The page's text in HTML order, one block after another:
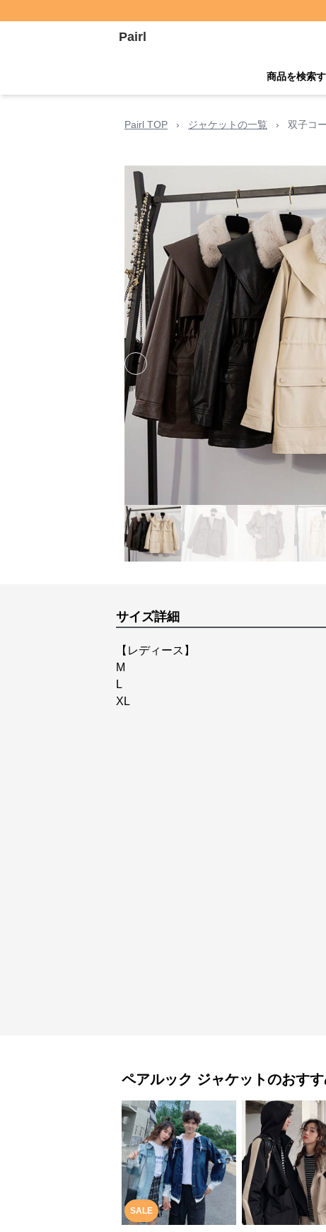
Pairl
商品を検索
Pairl TOP › ジャケットの一覧 › 双子コ
Previous slide
サイズ詳細
【レディース】
M
L
XL
ペアルック ジャケットのおす
SALE